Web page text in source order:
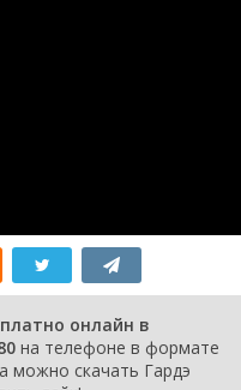
онлайн в
на телефоне в формате
можно скачать Гардэ